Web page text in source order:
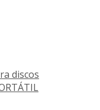
discos